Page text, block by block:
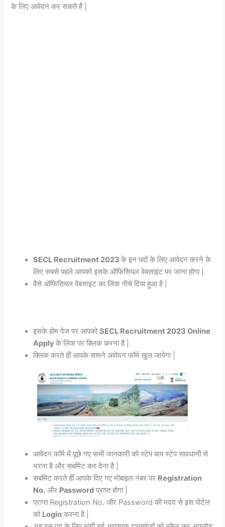
के लिए आवेदन कर सकते हैं |
SECL Recruitment 2023के इन पदों के लिए आवेदन करने के
लिए सबसे पहले आपको इसके ऑफिसियल वेबसाइट पर जाना होगा |
वैसे ऑफिसियल वेबसाइट का लिंक नीचे दिया हुआ है |
इसके होम पेज पर आपकोSECL Recruitment 2023 Online
Applyके लिंक पर क्लिक करना है |
क्लिक करते हीं आपके सामने आवेदन फॉर्म खुल जायेगा |
आवेदन फॉर्म में पूछे गए सभी जानकारी को स्टेप बाय स्टेप सावधानी से
भरना है और सबमिट कर देना है |
सबमिट करते हीं आपके दिए गए मोबाइल नंबर पर Registration
No. और Password प्राप्त होगा |
प्राप्त Registration No. और Password की मदद से इस पोर्टल
को Login करना है |